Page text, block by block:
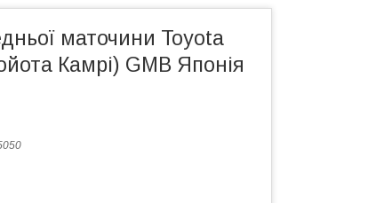
маточини Toyota
Камрі) GMB Японія